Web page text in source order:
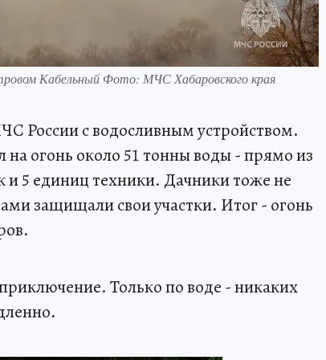
Кабельный Фото: МЧС Хабаровского края
России с водосливным устройством.
огонь около 51 тонны воды - прямо из
и 5 единиц техники. Дачники тоже не
защищали свои участки. Итог - огонь
Только по воде - никаких